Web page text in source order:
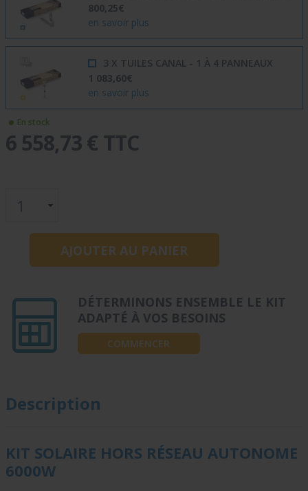
800,25€
en savoir plus
3 X TUILES CANAL - 1 À 4 PANNEAUX
1 083,60€
en savoir plus
En stock
6 558,73 € TTC
DÉTERMINONS ENSEMBLE LE KIT
ADAPTÉ À VOS BESOINS
COMMENCER
Description
KIT SOLAIRE HORS RÉSEAU AUTONOME
6000W